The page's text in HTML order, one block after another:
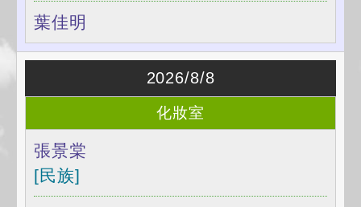
葉佳明
2026/8/8
化妝室
張景棠
[民族]